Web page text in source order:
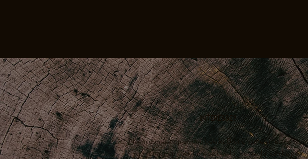
Interesse?
Neem contact op en dan bekijkt Bruno samen met jou waar
je juist naar op zoek bent en hoe hij jou hierbij kan helpen.